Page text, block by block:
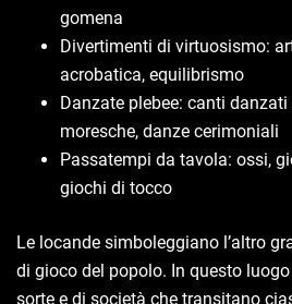
gomena
Divertimenti di virtuosismo:
acrobatica, equilibrismo
Danzate plebee: canti
moresche, danze cerimoniali
Passatempi da tavola: ossi,
giochi di tocco
Le locande simboleggiano l’altro
di gioco del popolo. In questo
sorte e di società che transitano